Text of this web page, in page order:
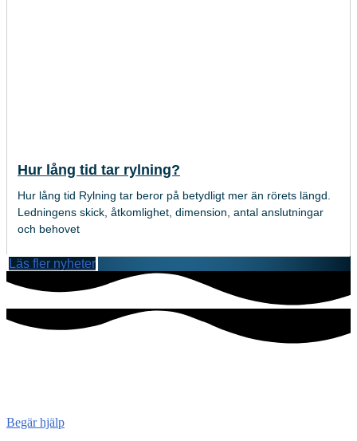
Hur lång tid tar rylning?
Hur lång tid Rylning tar beror på betydligt mer än rörets längd.
Ledningens skick, åtkomlighet, dimension, antal anslutningar
och behovet
Läs fler nyheter
Begär hjälp